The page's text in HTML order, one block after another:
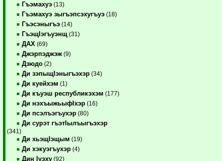
Гъэмахуэ (13)
Гъэмахуэ зыгъэпсэхугъуэ (18)
Гъэсэныгъэ (14)
ГъэщIэгъуэнщ (31)
ДАХ (69)
Джэрпэджэж (9)
Дзюдо (2)
Ди зэпыщIэныгъэхэр (34)
Ди куейхэм (1)
Ди къуэш республикэхэм (177)
Ди нэхъыжьыфIхэр (16)
Ди псэлъэгъухэр (80)
Ди сурэт гъэтIылъыгъэхэр
(341)
Ди хьэщIэщым (19)
Ди хэкуэгъухэр (4)
Дин Iуэху (92)